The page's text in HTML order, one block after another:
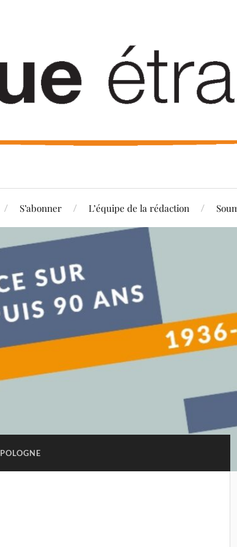
S’abonner L’équipe de la rédaction
POLOGNE